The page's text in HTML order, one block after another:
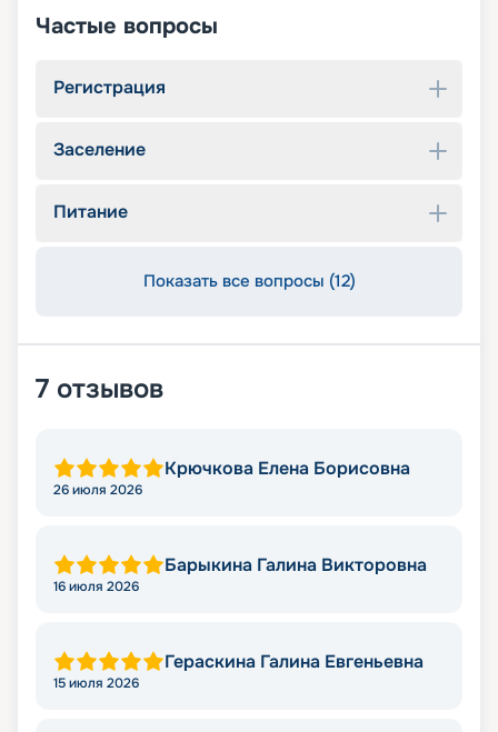
Частые вопросы
Регистрация
Заселение
Питание
Показать все вопросы (12)
7 отзывов
Крючкова Елена Борисовна
26 июля 2026
Барыкина Галина Викторовна
16 июля 2026
Гераскина Галина Евгеньевна
15 июля 2026